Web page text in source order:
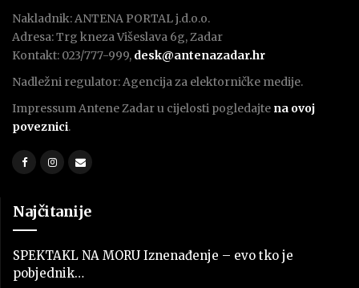
Nakladnik: ANTENA PORTAL j.d.o.o.
Adresa: Trg kneza Višeslava 6g, Zadar
Kontakt: 023/777-999, desk@antenazadar.hr
Nadležni regulator: Agencija za elektorničke medije.
Impressum Antene Zadar u cijelosti pogledajte na ovoj
poveznici.
Najčitanije
SPEKTAKL NA MORU Iznenađenje – evo tko je
pobjednik…